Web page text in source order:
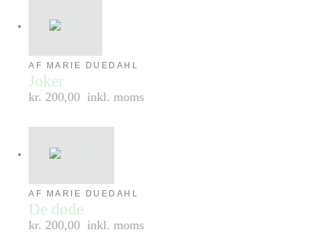
AF MARIE DUEDAHL
Joker
kr. 200,00 inkl. moms
AF MARIE DUEDAHL
De døde
kr. 200,00 inkl. moms